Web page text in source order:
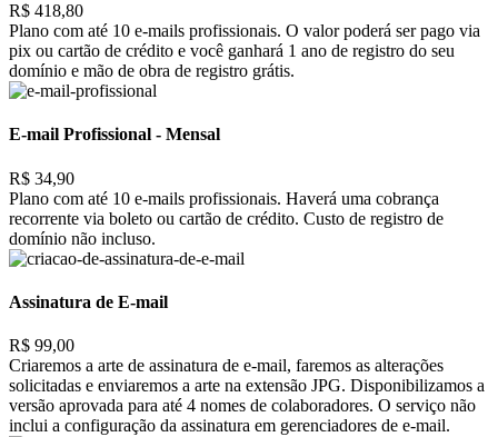
R$ 418,80
Plano com até 10 e-mails profissionais. O valor poderá ser pago via
pix ou cartão de crédito e você ganhará 1 ano de registro do seu
domínio e mão de obra de registro grátis.
E-mail Profissional - Mensal
R$ 34,90
Plano com até 10 e-mails profissionais. Haverá uma cobrança
recorrente via boleto ou cartão de crédito. Custo de registro de
domínio não incluso.
Assinatura de E-mail
R$ 99,00
Criaremos a arte de assinatura de e-mail, faremos as alterações
solicitadas e enviaremos a arte na extensão JPG. Disponibilizamos a
versão aprovada para até 4 nomes de colaboradores. O serviço não
inclui a configuração da assinatura em gerenciadores de e-mail.